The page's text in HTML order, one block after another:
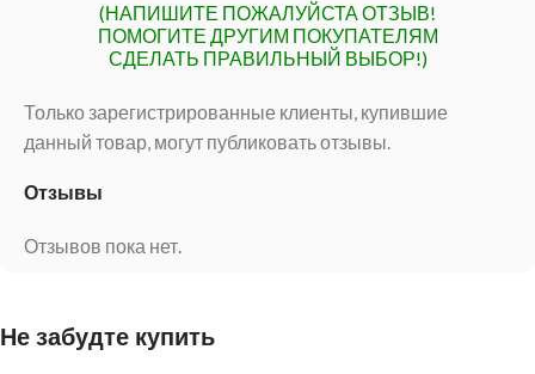
(НАПИШИТЕ ПОЖАЛУЙСТА ОТЗЫВ!
ПОМОГИТЕ ДРУГИМ ПОКУПАТЕЛЯМ
СДЕЛАТЬ ПРАВИЛЬНЫЙ ВЫБОР!)
Отзывы
Отзывов пока нет.
Только зарегистрированные клиенты, купившие
данный товар, могут публиковать отзывы.
Не забудте купить